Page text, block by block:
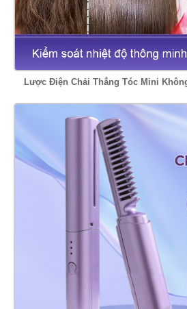
Lược Điện Chải Thẳng Tóc Mini